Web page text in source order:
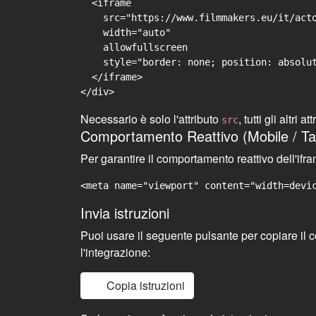
  <iframe
src="https://www.filmmakers.eu/it/
    width="auto"
    allowfullscreen
style="border: none; position:
  </iframe>
Necessario è solo l'attributo src, tutti gli altri
Comportamento Reattivo (Mobile /
Per garantire il comportamento reattivo
<meta name="viewport"
Invia istruzioni
Puoi usare il seguente pulsante per copiare il
l'integrazione:
Copia istruzioni